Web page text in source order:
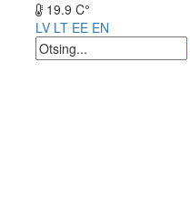
19.9 C°
LV LT EE EN